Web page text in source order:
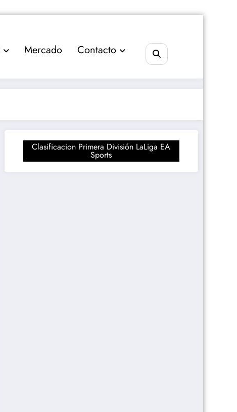
Mercado Contacto
Clasificacion Primera División LaLiga EA
Sports